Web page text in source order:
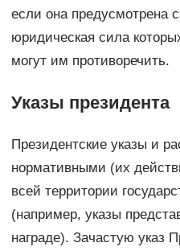
если она предусмотрена
юридическая сила
могут им противоречить.
Указы президента
Президентские указы и
нормативными (их
всей территории
(например, указы
награде). Зачастую указ